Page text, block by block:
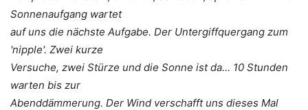
Sonnenaufgang wartet
auf uns die nächste Aufgabe. Der Untergiffquergang zum
'nipple'. Zwei kurze
Versuche, zwei Stürze und die Sonne ist da… 10 Stunden
warten bis zur
Abenddämmerung. Der Wind verschafft uns dieses Mal